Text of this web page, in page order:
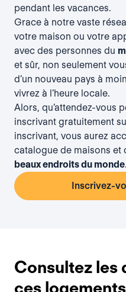
pendant les vacances.
Grace à notre vaste
votre maison ou votre
avec des personnes du
et sûr, non seulement
d’un nouveau pays à
vivrez à l’heure locale.
Alors, qu’attendez-vous
inscrivant gratuitement
inscrivant, vous aurez
catalogue de maisons et
beaux endroits du monde.
Inscrivez-
Consultez les
ces